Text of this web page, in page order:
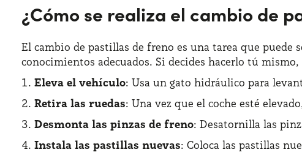
¿Cómo se realiza el cambio de
El cambio de pastillas de freno es una tarea que
conocimientos adecuados. Si decides hacerlo tú mismo,
Eleva el vehículo: Usa un gato hidráulico para
Retira las ruedas: Una vez que el coche esté
Desmonta las pinzas de freno: Desatornilla las
Instala las pastillas nuevas: Coloca las pastillas